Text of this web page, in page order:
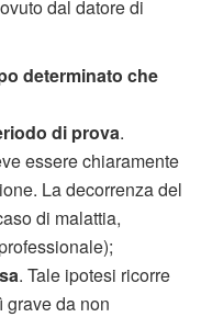
dal datore di
determinato che
di prova.
essere chiaramente
La decorrenza del
di malattia,
. Tale ipotesi ricorre
da non